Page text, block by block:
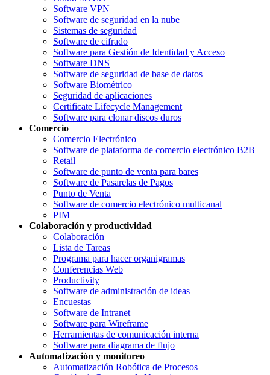
Software VPN
Software de seguridad en la nube
Sistemas de seguridad
Software de cifrado
Software para Gestión de Identidad y Acceso
Software DNS
Software de seguridad de base de datos
Software Biométrico
Seguridad de aplicaciones
Certificate Lifecycle Management
Software para clonar discos duros
Comercio
Comercio Electrónico
Software de plataforma de comercio electrónico B2B
Retail
Software de punto de venta para bares
Software de Pasarelas de Pagos
Punto de Venta
Software de comercio electrónico multicanal
PIM
Colaboración y productividad
Colaboración
Lista de Tareas
Programa para hacer organigramas
Conferencias Web
Productivity
Software de administración de ideas
Encuestas
Software de Intranet
Software para Wireframe
Herramientas de comunicación interna
Software para diagrama de flujo
Automatización y monitoreo
Automatización Robótica de Procesos